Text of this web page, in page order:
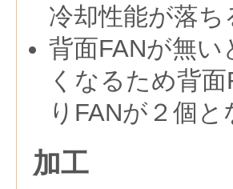
冷却性能が落ち
背面FANが無
くなるため背
りFANが２個と
加工